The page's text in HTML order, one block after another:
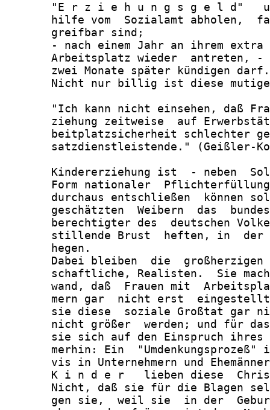
"E r z i e h u n g s g e l d"
hilfe vom  Sozialamt abholen,
       greifbar sind;
- nach einem Jahr an ihrem
Arbeitsplatz wieder  antreten,
       zwei Monate später kündigen darf.
Nicht nur billig ist diese
"Ich kann nicht einsehen, daß
ziehung zeitweise  auf
beitplatzsicherheit schlechter
satzdienstleistende." (Geißler-
Kindererziehung ist  - neben
Form nationaler
durchaus entschließen  können
geschätzten  Weibern  das
berechtigter des  deutschen
stillende Brust  heften, in
       hegen.
Dabei bleiben  die
schaftliche, Realisten.  Sie
wand, daß  Frauen mit
mern gar  nicht erst
sie diese  soziale Großtat gar
nicht größer  werden; und für
sie sich auf den Einspruch
merhin: Ein  "Umdenkungsprozeß"
vis in Unternehmern und
K i n d e r   lieben diese
Nicht, daß sie für die Blagen
gen sie,  weil sie  in der